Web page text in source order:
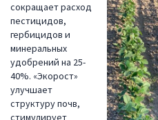
сокращает расход
пестицидов,
гербицидов и
минеральных
удобрений на 25-
40%. «Экорост»
улучшает
структуру почв,
стимулирует